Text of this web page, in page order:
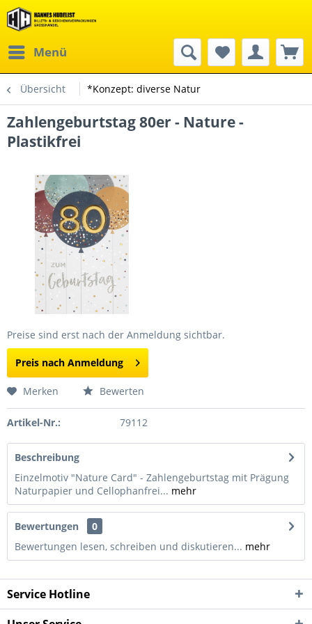
Menü
Übersicht *Konzept: diverse Natur
Zahlengeburtstag 80er - Nature -
Plastikfrei
Preise sind erst nach der Anmeldung sichtbar.
Preis nach Anmeldung
Merken Bewerten
Artikel-Nr.: 79112
Beschreibung
Einzelmotiv "Nature Card" - Zahlengeburtstag mit Prägung
Naturpapier und Cellophanfrei... mehr
Bewertungen
0
Bewertungen lesen, schreiben und diskutieren... mehr
Service Hotline